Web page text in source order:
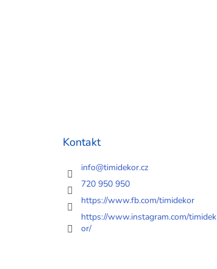
Kontakt
info@timidekor.cz
720 950 950
https://www.fb.com/timidekor
https://www.instagram.com/timidek
or/